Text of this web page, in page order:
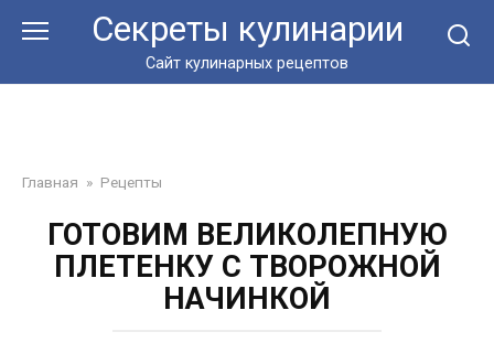
Секреты кулинарии
Сайт кулинарных рецептов
Главная » Рецепты
ГОТОВИМ ВЕЛИКОЛЕПНУЮ
ПЛЕТЕНКУ С ТВОРОЖНОЙ
НАЧИНКОЙ